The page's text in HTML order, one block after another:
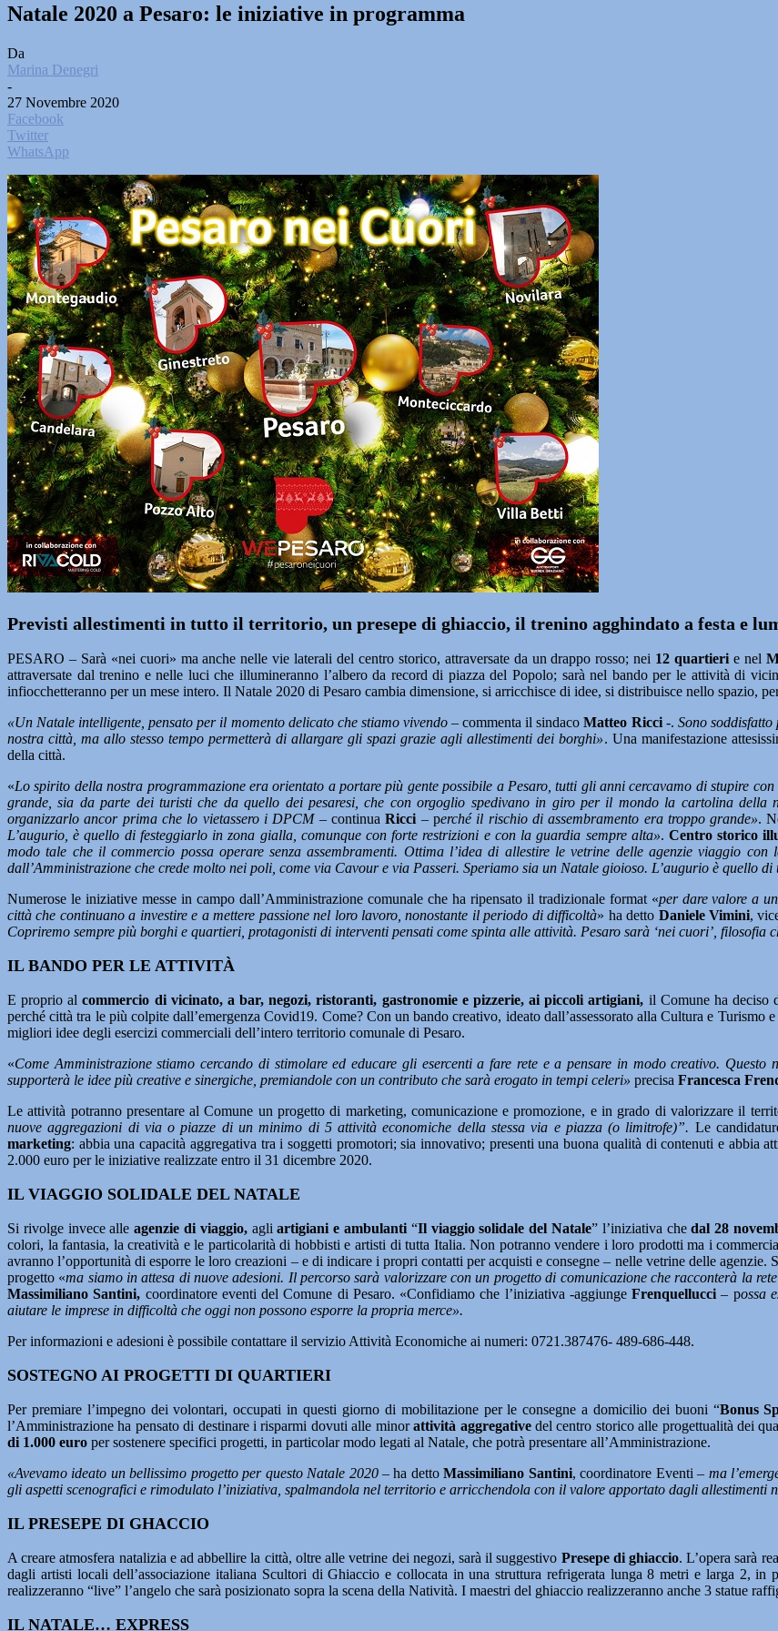
Natale 2020 a Pesaro: le iniziative in programma
Da
Marina Denegri
-
27 Novembre 2020
Facebook
Twitter
WhatsApp
Previsti allestimenti in tutto il territorio, un presepe di ghiaccio, il trenino agghindato a festa e
PESARO – Sarà «nei cuori» ma anche nelle vie laterali del centro storico, attraversate da un drappo rosso; nei 12 quartieri e nel
attraversate dal trenino e nelle luci che illumineranno l’albero da record di piazza del Popolo; sarà nel bando per le attività di
infiocchetteranno per un mese intero. Il Natale 2020 di Pesaro cambia dimensione, si arricchisce di idee, si distribuisce nello spazio,
«Un Natale intelligente, pensato per il momento delicato che stiamo vivendo– commenta il sindacoMatteo Ricci-. Sono
nostra città, ma allo stesso tempo permetterà di allargare gli spazi grazie agli allestimenti dei borghi». Una manifestazione
della città.
«Lo spirito della nostra programmazione era orientato a portare più gente possibile a Pesaro, tutti gli anni cercavamo di stupire
grande, sia da parte dei turisti che da quello dei pesaresi, che con orgoglio spedivano in giro per il mondo la cartolina della
organizzarlo ancor prima che lo vietassero i DPCM– continuaRicci – perché il rischio di assembramento era troppo grande».
L’augurio, è quello di festeggiarlo in zona gialla, comunque con forte restrizioni e con la guardia sempre alta». Centro storico
modo tale che il commercio possa operare senza assembramenti. Ottima l’idea di allestire le vetrine delle agenzie viaggio
dall’Amministrazione che crede molto nei poli, come via Cavour e via Passeri. Speriamo sia un Natale gioioso. L’augurio è quello di
Numerose le iniziative messe in campo dall’Amministrazione comunale che ha ripensato il tradizionale format «per dare valore a
città che continuano a investire e a mettere passione nel loro lavoro, nonostante il periodo di difficoltà» ha detto Daniele Vimini,
Copriremo sempre più borghi e quartieri, protagonisti di interventi pensati come spinta alle attività. Pesaro sarà ‘nei cuori’, filosofia
IL BANDO PER LE ATTIVITÀ
E proprio alcommercio di vicinato, a bar, negozi, ristoranti, gastronomie e pizzerie, ai piccoli artigiani, il Comune ha deciso
perché città tra le più colpite dall’emergenza Covid19. Come? Con un bando creativo, ideato dall’assessorato alla Cultura e Turismo
migliori idee degli esercizi commerciali dell’intero territorio comunale di Pesaro.
«Come Amministrazione stiamo cercando di stimolare ed educare gli esercenti a fare rete e a pensare in modo creativo.
supporterà le idee più creative e sinergiche, premiandole con un contributo che sarà erogato in tempi celeri» precisa Francesca
Le attività potranno presentare al Comune un progetto di marketing, comunicazione e promozione, e in grado di valorizzare il
nuove aggregazioni di via o piazze di un minimo di 5 attività economiche della stessa via e piazza (o limitrofe)”. Le
marketing: abbia una capacità aggregativa tra i soggetti promotori; sia innovativo; presenti una buona qualità di contenuti e abbia
2.000 euro per le iniziative realizzate entro il 31 dicembre 2020.
IL VIAGGIO SOLIDALE DEL NATALE
Si rivolge invece alle agenzie di viaggio,agliartigiani e ambulanti“Il viaggio solidale del Natale” l’iniziativa chedal 28
colori, la fantasia, la creatività e le particolarità di hobbisti e artisti di tutta Italia. Non potranno vendere i loro prodotti ma i
avranno l’opportunità di esporre le loro creazioni – e di indicare i propri contatti per acquisti e consegne – nelle vetrine delle
progetto «ma siamo in attesa di nuove adesioni. Il percorso sarà valorizzare con un progetto di comunicazione che racconterà la
Massimiliano Santini, coordinatore eventi del Comune di Pesaro. «Confidiamo che l’iniziativa -aggiunge Frenquellucci – possa
aiutare le imprese in difficoltà che oggi non possono esporre la propria merce».
Per informazioni e adesioni è possibile contattare il servizio Attività Economiche ai numeri: 0721.387476- 489-686-448.
SOSTEGNO AI PROGETTI DI QUARTIERI
Per premiare l’impegno dei volontari, occupati in questi giorno di mobilitazione per le consegne a domicilio dei buoni “Bonus
l’Amministrazione ha pensato di destinare i risparmi dovuti alle minorattività aggregativedel centro storico alle progettualità dei
di 1.000 euro per sostenere specifici progetti, in particolar modo legati al Natale, che potrà presentare all’Amministrazione.
«Avevamo ideato un bellissimo progetto per questo Natale 2020– ha dettoMassimiliano Santini, coordinatore Eventi – ma
gli aspetti scenografici e rimodulato l’iniziativa, spalmandola nel territorio e arricchendola con il valore apportato dagli allestimenti
IL PRESEPE DI GHACCIO
A creare atmosfera natalizia e ad abbellire la città, oltre alle vetrine dei negozi, sarà il suggestivo Presepe di ghiaccio. L’opera sarà
dagli artisti locali dell’associazione italiana Scultori di Ghiaccio e collocata in una struttura refrigerata lunga 8 metri e larga 2, in
realizzeranno “live” l’angelo che sarà posizionato sopra la scena della Natività. I maestri del ghiaccio realizzeranno anche 3 statue
IL NATALE… EXPRESS